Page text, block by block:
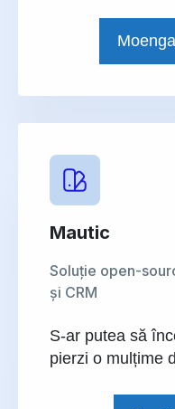
Mautic
Soluție open-
și CRM
S-ar putea să
pierzi o mulțime